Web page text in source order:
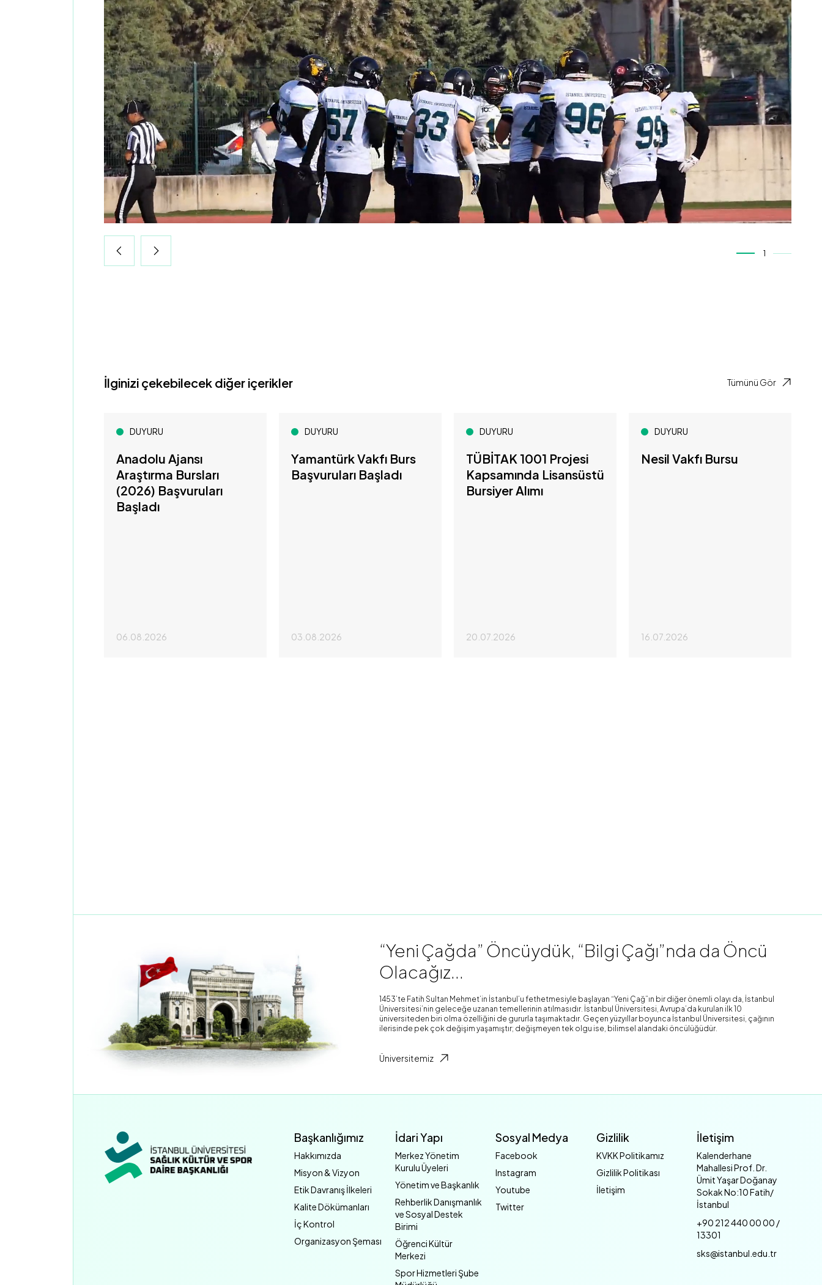
1
İlginizi çekebilecek diğer içerikler Tümünü Gör
DUYURU
Anadolu Ajansı
Araştırma Bursları
(2026) Başvuruları
Başladı
06.08.2026
DUYURU
Yamantürk Vakfı Burs
Başvuruları Başladı
03.08.2026
DUYURU
TÜBİTAK 1001 Projesi
Kapsamında Lisansüstü
Bursiyer Alımı
20.07.2026
DUYURU
Nesil Vakfı Bursu
16.07.2026
“Yeni Çağda” Öncüydük, “Bilgi Çağı”nda da Öncü
Olacağız...
1453’te Fatih Sultan Mehmet’in İstanbul’u fethetmesiyle başlayan “Yeni Çağ”ın bir diğer önemli olayı da, İstanbul
Üniversitesi’nin geleceğe uzanan temellerinin atılmasıdır. İstanbul Üniversitesi, Avrupa’da kurulan ilk 10
üniversiteden biri olma özelliğini de gururla taşımaktadır. Geçen yüzyıllar boyunca İstanbul Üniversitesi, çağının
ilerisinde pek çok değişim yaşamıştır; değişmeyen tek olgu ise, bilimsel alandaki öncülüğüdür.
Üniversitemiz
Başkanlığımız
Hakkımızda
Misyon & Vizyon
Etik Davranış İlkeleri
Kalite Dökümanları
İç Kontrol
Organizasyon Şeması
İdari Yapı
Merkez Yönetim
Kurulu Üyeleri
Yönetim ve Başkanlık
Rehberlik Danışmanlık
ve Sosyal Destek
Birimi
Öğrenci Kültür
Merkezi
Spor Hizmetleri Şube
Sosyal Medya
Facebook
Instagram
Youtube
Twitter
Gizlilik
KVKK Politikamız
Gizlilik Politikası
İletişim
İletişim
Kalenderhane
Mahallesi Prof. Dr.
Ümit Yaşar Doğanay
Sokak No:10 Fatih/
İstanbul
+90 212 440 00 00 /
13301
sks@istanbul.edu.tr